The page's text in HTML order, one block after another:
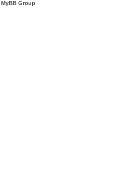
MyBB Group